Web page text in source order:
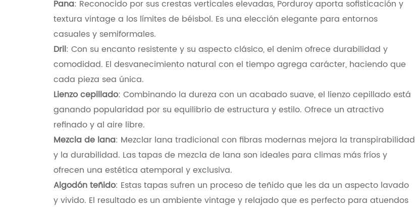
Pana: Reconocido por sus crestas verticales elevadas, Porduroy aporta sofisticación y
textura vintage a los límites de béisbol. Es una elección elegante para entornos
casuales y semiformales.
Dril: Con su encanto resistente y su aspecto clásico, el denim ofrece durabilidad y
comodidad. El desvanecimiento natural con el tiempo agrega carácter, haciendo que
cada pieza sea única.
Lienzo cepillado: Combinando la dureza con un acabado suave, el lienzo cepillado está
ganando popularidad por su equilibrio de estructura y estilo. Ofrece un atractivo
refinado y al aire libre.
Mezcla de lana: Mezclar lana tradicional con fibras modernas mejora la transpirabilidad
y la durabilidad. Las tapas de mezcla de lana son ideales para climas más fríos y
ofrecen una estética atemporal y exclusiva.
Algodón teñido: Estas tapas sufren un proceso de teñido que les da un aspecto lavado
y vivido. El resultado es un ambiente vintage y relajado que es perfecto para atuendos